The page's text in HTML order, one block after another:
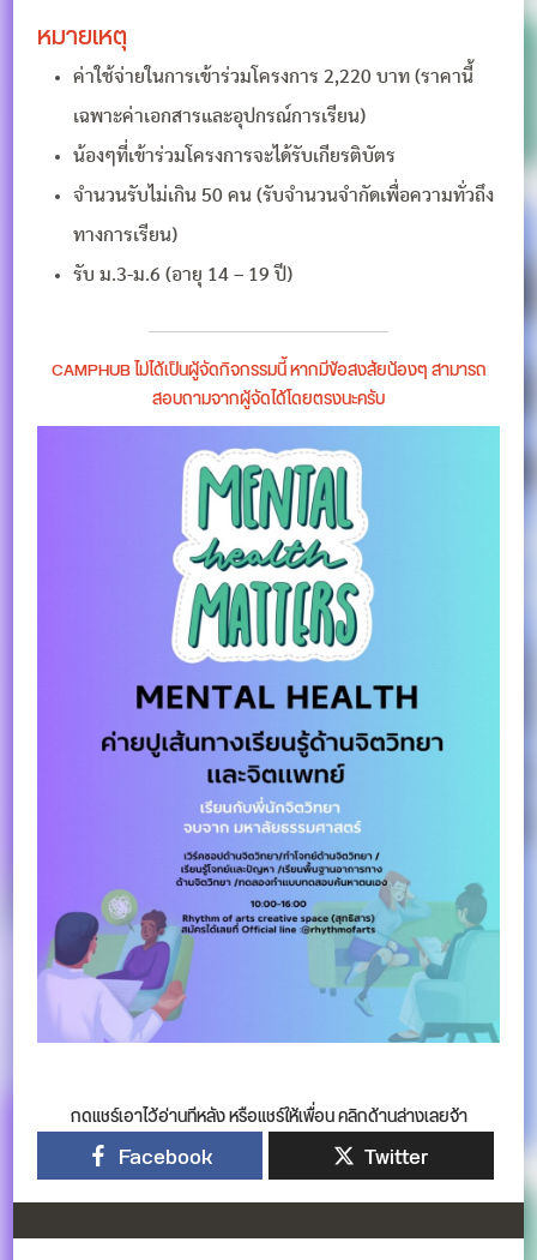
หมายเหตุ
ค่าใช้จ่ายในการเข้าร่วมโครงการ 2,220 บาท (ราคานี้
เฉพาะค่าเอกสารและอุปกรณ์การเรียน)
น้องๆที่เข้าร่วมโครงการจะได้รับเกียรติบัตร
จำนวนรับไม่เกิน 50 คน (รับจำนวนจำกัดเพื่อความทั่วถึง
ทางการเรียน)
รับ ม.3-ม.6 (อายุ 14 – 19 ปี)
CAMPHUB ไม่ได้เป็นผู้จัดกิจกรรมนี้ หากมีข้อสงสัยน้องๆ สามารถ
สอบถามจากผู้จัดได้โดยตรงนะครับ
กดแชร์เอาไว้อ่านทีหลัง หรือแชร์ให้เพื่อน คลิกด้านล่างเลยจ้า
Facebook Twitter